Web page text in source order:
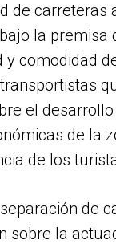
de carreteras
la premisa
y comodidad
el
de la
de los
de
sobre la